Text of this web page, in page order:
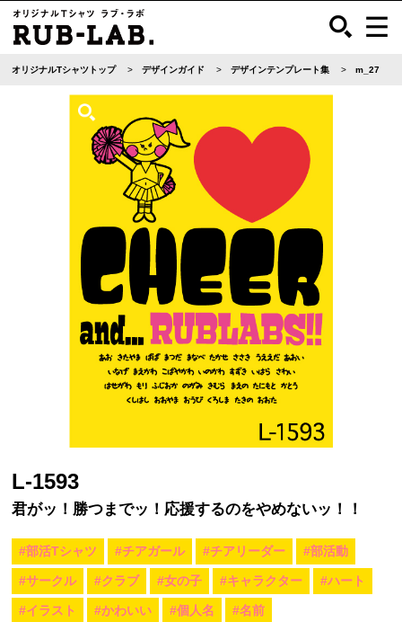
オリジナルTシャツトップ デザインガイド デザインテンプレート集 m_27
L-1593
君がッ！勝つまでッ！応援するのをやめないッ！！
#部活Tシャツ #チアガール #チアリーダー #部活動
#サークル #クラブ #女の子 #キャラクター #ハート
#イラスト #かわいい #個人名 #名前